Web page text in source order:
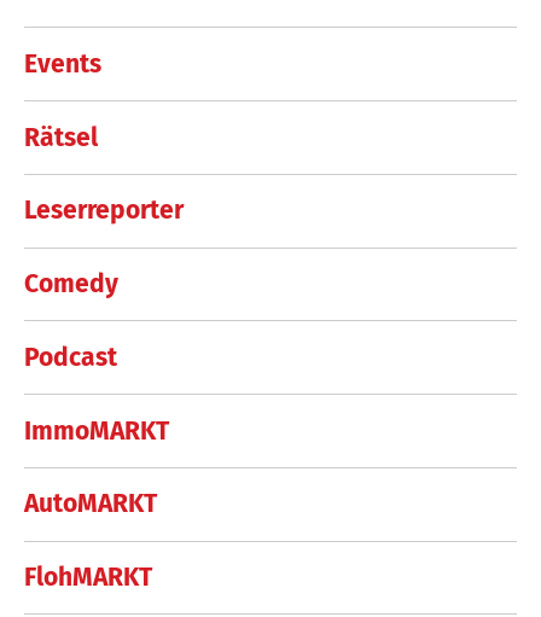
Events
Rätsel
Leserreporter
Comedy
Podcast
ImmoMARKT
AutoMARKT
FlohMARKT